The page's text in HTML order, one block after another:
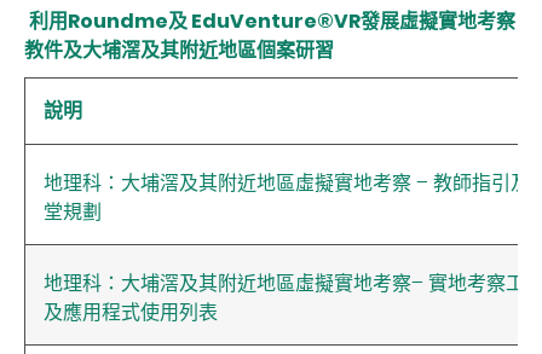
利用Roundme及EduVenture®VR發展虛擬實地考察
教件及大埔滘及其附近地區個案研習
說明
地理科：大埔滘及其附近地區虛擬實地考察– 教師指引及
堂規劃
地理科：大埔滘及其附近地區虛擬實地考察– 實地考察工
及應用程式使用列表